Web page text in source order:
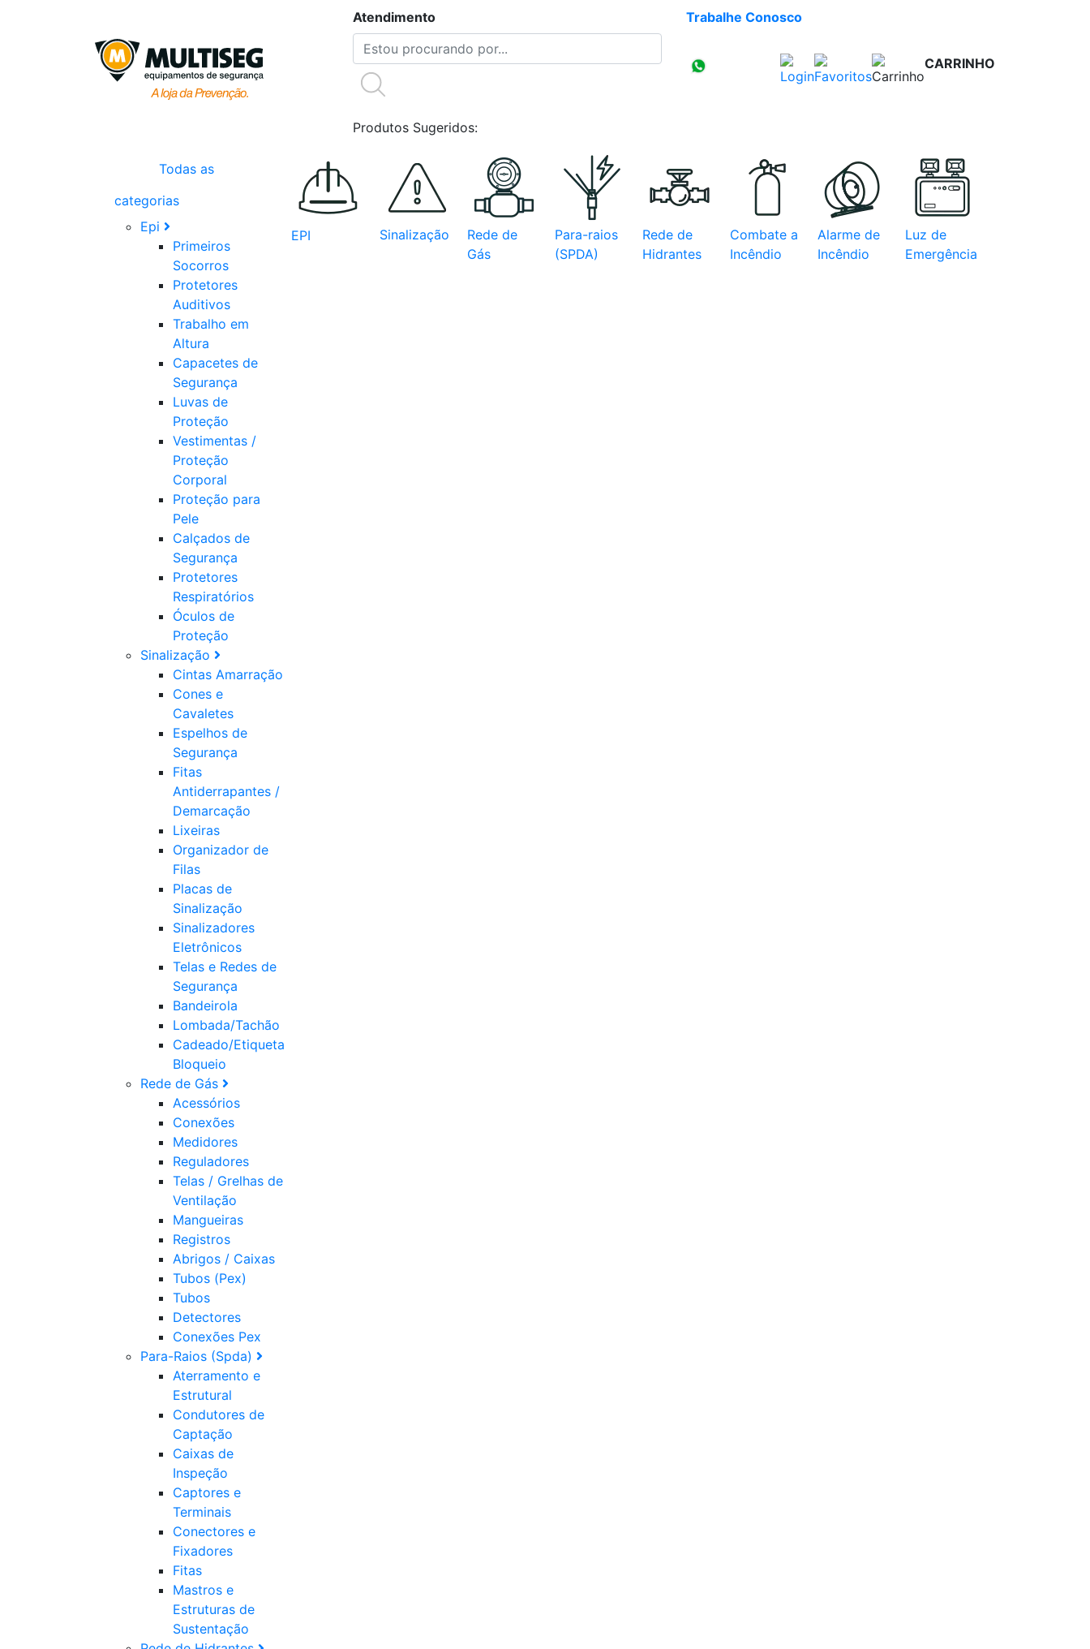
Atendimento Trabalhe Conosco
Produtos Sugeridos:
CARRINHO
Todas as
categorias
Epi
Primeiros
Socorros
Protetores
Auditivos
Trabalho em
Altura
Capacetes de
Segurança
Luvas de
Proteção
Vestimentas /
Proteção
Corporal
Proteção para
Pele
Calçados de
Segurança
Protetores
Respiratórios
Óculos de
Proteção
Sinalização
Cintas Amarração
Cones e
Cavaletes
Espelhos de
Segurança
Fitas
Antiderrapantes /
Demarcação
Lixeiras
Organizador de
Filas
Placas de
Sinalização
Sinalizadores
Eletrônicos
Telas e Redes de
Segurança
Bandeirola
Lombada/Tachão
Cadeado/Etiqueta
Bloqueio
Rede de Gás
Acessórios
Conexões
Medidores
Reguladores
Telas / Grelhas de
Ventilação
Mangueiras
Registros
Abrigos / Caixas
Tubos (Pex)
Tubos
Detectores
Conexões Pex
Para-Raios (Spda)
Aterramento e
Estrutural
Condutores de
Captação
Caixas de
Inspeção
Captores e
Terminais
Conectores e
Fixadores
Fitas
Mastros e
Estruturas de
Sustentação
EPI Sinalização
Rede de
Gás
Para-raios
(SPDA)
Rede de
Hidrantes
Combate a
Incêndio
Alarme de
Incêndio
Luz de
Emergência